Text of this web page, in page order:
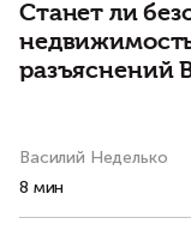
Станет ли
разъяснений
Василий Неделько
8 мин